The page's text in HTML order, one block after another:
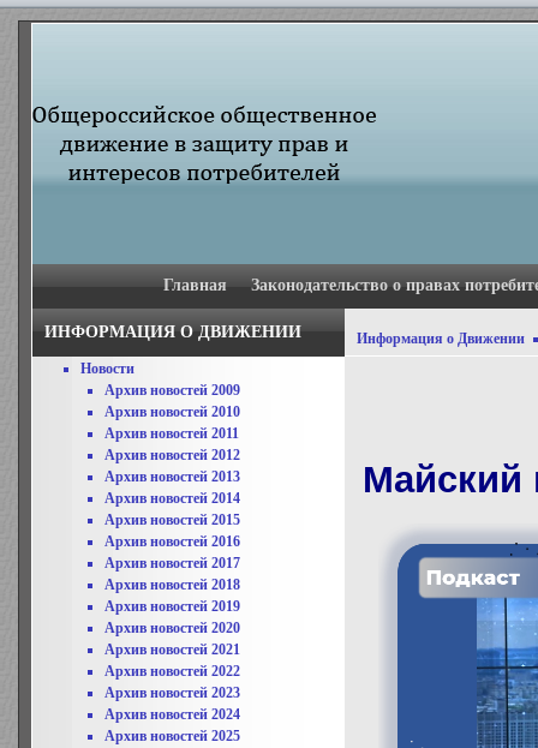
Главная Законодательство о правах
ИНФОРМАЦИЯ О ДВИЖЕНИИ
Новости
Архив новостей 2009
Архив новостей 2010
Архив новостей 2011
Архив новостей 2012
Архив новостей 2013
Архив новостей 2014
Архив новостей 2015
Архив новостей 2016
Архив новостей 2017
Архив новостей 2018
Архив новостей 2019
Архив новостей 2020
Архив новостей 2021
Архив новостей 2022
Архив новостей 2023
Архив новостей 2024
Архив новостей 2025
Информация о Движении
Майский